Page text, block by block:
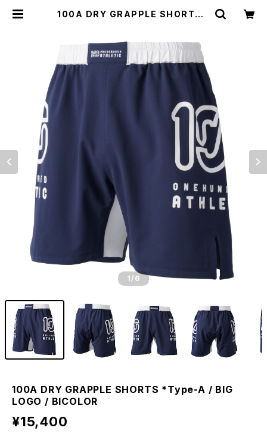
100A DRY GRAPPLE SHORTS *
1 /6
100A DRY GRAPPLE SHORTS *Type-A / BIG
LOGO / BICOLOR
¥15,400